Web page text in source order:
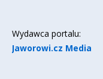
Wydawca portalu:
Jaworowi.cz Media